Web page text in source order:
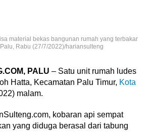
material bekas bangunan rumah yang terbakar
Rabu (27/7/2022)/hariansulteng
PALU – Satu unit rumah ludes
Hatta, Kecamatan Palu Timur, Kota
malam.
kobaran api sempat
yang diduga berasal dari tabung